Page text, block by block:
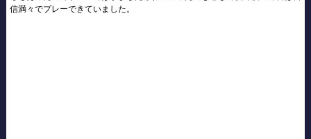
信満々でプレーできていました。